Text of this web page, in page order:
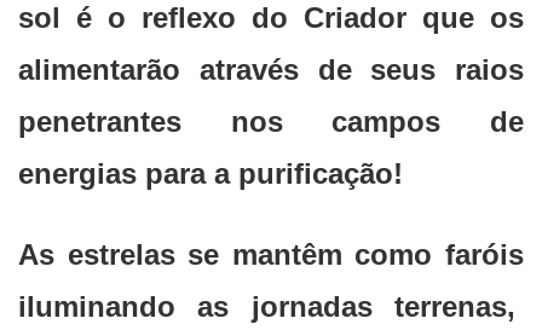
sol é o reflexo do Criador que os
alimentarão através de seus raios
penetrantes nos campos de
energias para a purificação!
As estrelas se mantêm como faróis
iluminando as jornadas terrenas,